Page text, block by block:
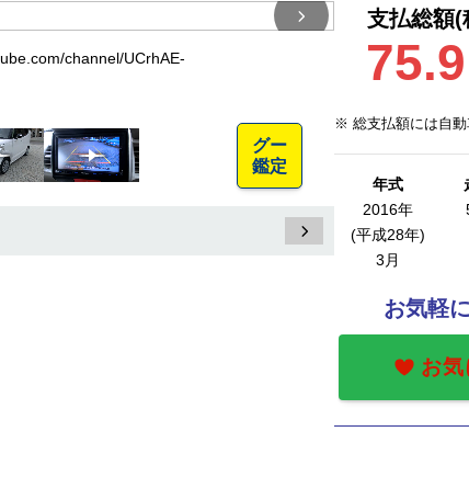
channel/UCrhAE-
グー
鑑定
支払総額(
75.9
※ 総支払額には自動
年式
2016年
(平成28年)
3月
お気軽